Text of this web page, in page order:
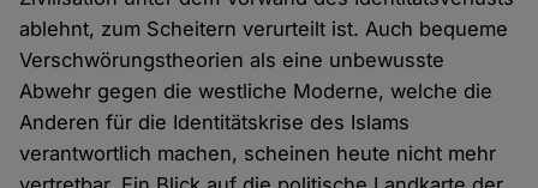
ablehnt, zum Scheitern verurteilt ist. Auch bequeme
Verschwörungstheorien als eine unbewusste
Abwehr gegen die westliche Moderne, welche die
Anderen für die Identitätskrise des Islams
verantwortlich machen, scheinen heute nicht mehr